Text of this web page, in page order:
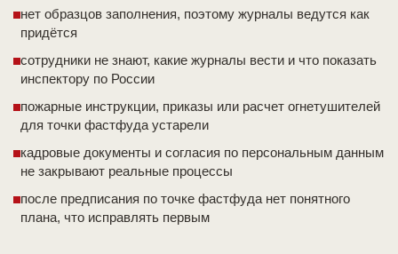
нет образцов заполнения, поэтому журналы ведутся как
придётся
сотрудники не знают, какие журналы вести и что показать
инспектору по России
пожарные инструкции, приказы или расчет огнетушителей
для точки фастфуда устарели
кадровые документы и согласия по персональным данным
не закрывают реальные процессы
после предписания по точке фастфуда нет понятного
плана, что исправлять первым